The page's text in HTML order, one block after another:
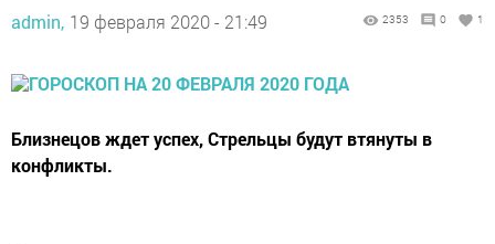
admin, 19 февраля 2020 - 21:49 2353 0 1
Близнецов ждет успех, Стрельцы будут втянуты в
конфликты.